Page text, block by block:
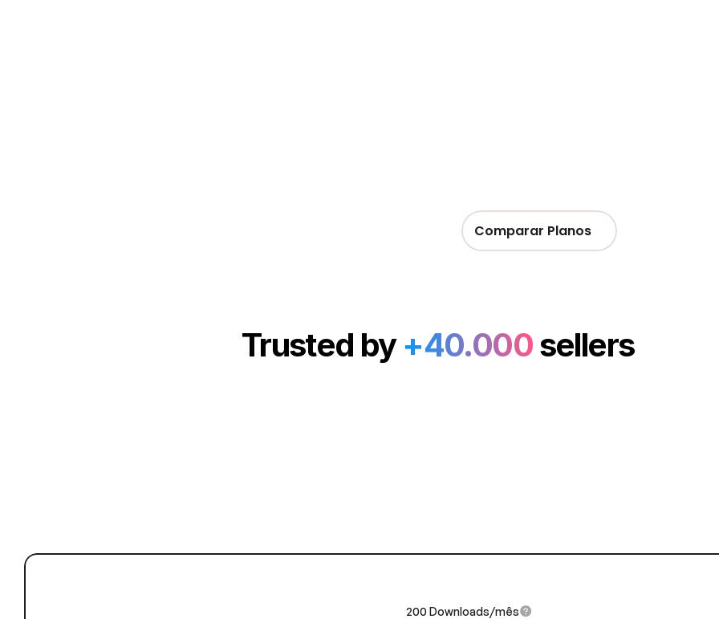
Comparar Planos
Trusted by +40.000sellers
Desbloqueie acesso vitalício sem taxas recorrentes, agora com
200 Downloads/mês